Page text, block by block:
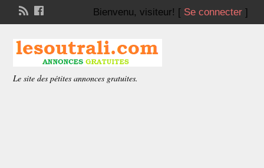
Bienvenu, visiteur! [ Se connecter]
Le site des pétites annonces gratuites.